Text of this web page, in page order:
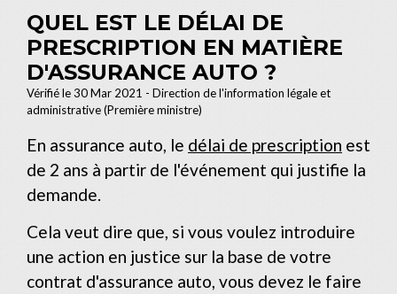
QUEL EST LE DÉLAI DE
PRESCRIPTION EN MATIÈRE
D'ASSURANCE AUTO ?
Vérifié le 30 Mar 2021 - Direction de l'information légale et
administrative (Première ministre)
En assurance auto, le délai de prescription est
de 2 ans à partir de l'événement qui justifie la
demande.
Cela veut dire que, si vous voulez introduire
une action en justice sur la base de votre
contrat d'assurance auto, vous devez le faire